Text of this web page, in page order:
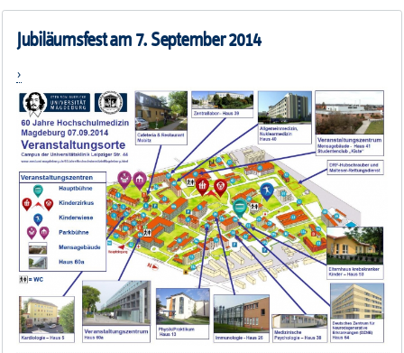
ZENTRALE EINRICHTUNGEN
FORSCHUNG
ÜBER UNS
INTERNATIONAL
INTRANET
Jubiläumsfest am 7. September 2014